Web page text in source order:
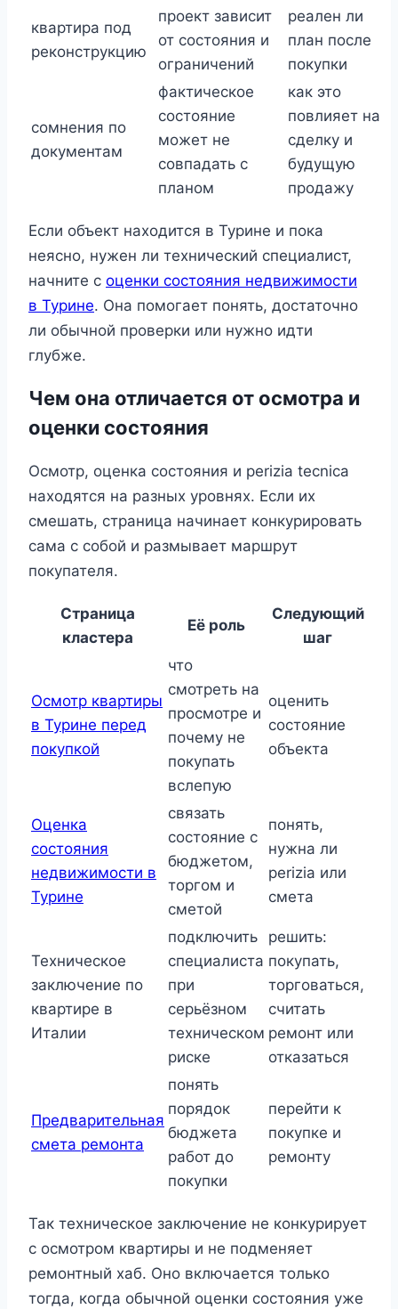
квартира под
реконструкцию
проект зависит
от состояния и
ограничений
реален ли
план после
покупки
сомнения по
документам
фактическое
состояние
может не
совпадать с
планом
как это
повлияет на
сделку и
будущую
продажу
Если объект находится в Турине и пока
неясно, нужен ли технический специалист,
начните с оценки состояния недвижимости
в Турине. Она помогает понять, достаточно
ли обычной проверки или нужно идти
глубже.
Чем она отличается от осмотра и
оценки состояния
Осмотр, оценка состояния и perizia tecnica
находятся на разных уровнях. Если их
смешать, страница начинает конкурировать
сама с собой и размывает маршрут
покупателя.
Страница
кластера
Её роль
Следующий
шаг
Осмотр квартиры
в Турине перед
покупкой
что
смотреть на
просмотре и
почему не
покупать
вслепую
оценить
состояние
объекта
Оценка
состояния
недвижимости в
Турине
связать
состояние с
бюджетом,
торгом и
сметой
понять,
нужна ли
perizia или
смета
Техническое
заключение по
квартире в
Италии
подключить
специалиста
при
серьёзном
техническом
риске
решить:
покупать,
торговаться,
считать
ремонт или
отказаться
Предварительная
смета ремонта
понять
порядок
бюджета
работ до
покупки
перейти к
покупке и
ремонту
Так техническое заключение не конкурирует
с осмотром квартиры и не подменяет
ремонтный хаб. Оно включается только
тогда, когда обычной оценки состояния уже